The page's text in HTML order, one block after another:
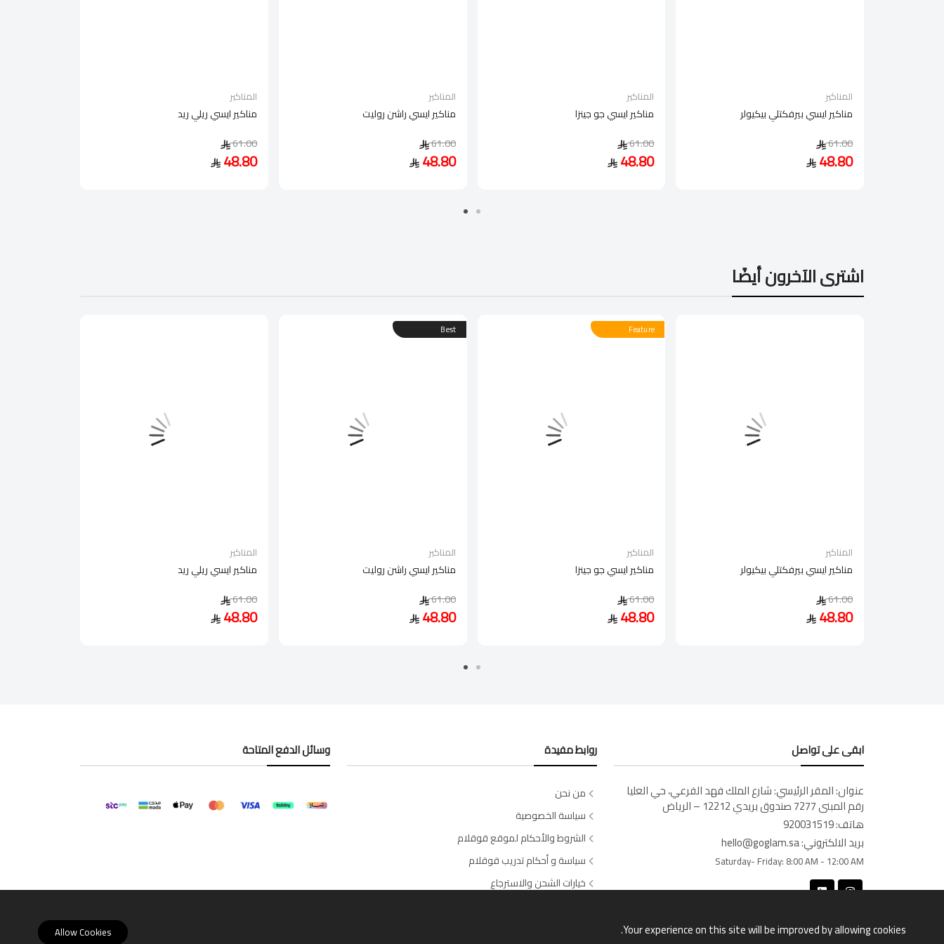
المناكير
مناكير ايسي ريلي ريد
61.00
48.80
المناكير
مناكير ايسي راشن روليت
61.00
48.80
المناكير
مناكير ايسي جو جينزا
61.00
48.80
المناكير
مناكير ايسي بيرفكتلي بيكيولر
61.00
48.80
اشترى الآخرون أيضًا
المناكير
مناكير ايسي ريلي ريد
61.00
48.80
Best
المناكير
مناكير ايسي راشن روليت
61.00
48.80
Feature
المناكير
مناكير ايسي جو جينزا
61.00
48.80
المناكير
مناكير ايسي بيرفكتلي بيكيولر
61.00
48.80
ابقى على تواصل
عنوان:المقر الرئيسي: شارع الملك فهد الفرعي، حي العليا
رقم المبنى 7277 صندوق بريدي 12212 – الرياض
هاتف:920031519
بريد الالكتروني:hello@goglam.sa
Saturday- Friday: 8:00 AM - 12:00 AM
روابط مفيدة
من نحن
سياسة الخصوصية
الشروط والأحكام لموقع قوقلام
سياسة و أحكام تدريب قوقلام
خيارات الشحن والاسترجاع
وسائل الدفع المتاحة
Your experience on this site will be improved by allowing cookies.
Allow Cookies